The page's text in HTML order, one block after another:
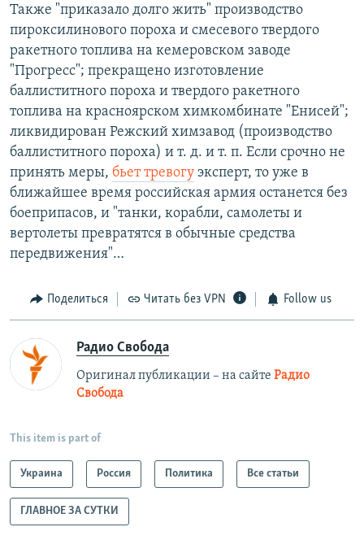
Также "приказало долго жить" производство
пироксилинового пороха и смесевого твердого
ракетного топлива на кемеровском заводе
"Прогресс"; прекращено изготовление
баллиститного пороха и твердого ракетного
топлива на красноярском химкомбинате "Енисей";
ликвидирован Режский химзавод (производство
баллиститного пороха) и т. д. и т. п. Если срочно не
принять меры, бьет тревогу эксперт, то уже в
ближайшее время российская армия останется без
боеприпасов, и "танки, корабли, самолеты и
вертолеты превратятся в обычные средства
передвижения"…
Поделиться Читать без VPN Follow us
Радио Свобода
Оригинал публикации – на сайте Радио
Свобода
This item is part of
Украина Россия Политика Все статьи
ГЛАВНОЕ ЗА СУТКИ